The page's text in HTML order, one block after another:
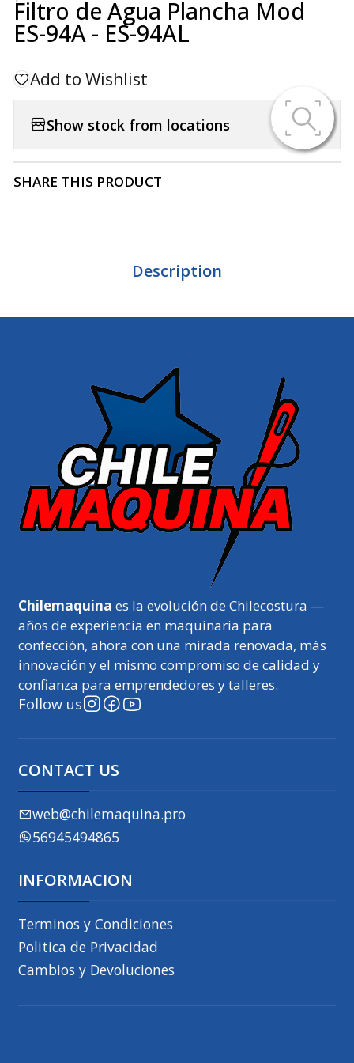
Filtro de Agua Plancha Mod
ES-94A - ES-94AL
Add to Wishlist
Show stock from locations
SHARE THIS PRODUCT
Description
Chilemaquina es la evolución de Chilecostura —
años de experiencia en maquinaria para
confección, ahora con una mirada renovada, más
innovación y el mismo compromiso de calidad y
confianza para emprendedores y talleres.
Follow us
CONTACT US
web@chilemaquina.pro
56945494865
INFORMACION
Terminos y Condiciones
Politica de Privacidad
Cambios y Devoluciones